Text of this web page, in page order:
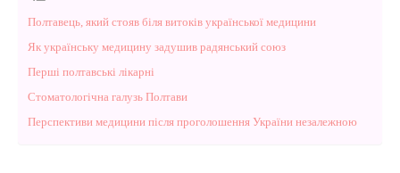
Полтавець, який стояв біля витоків української медицини
Як українську медицину задушив радянський союз
Перші полтавські лікарні
Стоматологічна галузь Полтави
Перспективи медицини після проголошення України незалежною